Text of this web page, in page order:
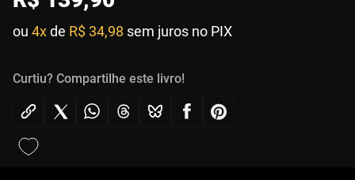
ou 4xde R$ 34,98 sem juros no PIX
Curtiu? Compartilhe este livro!